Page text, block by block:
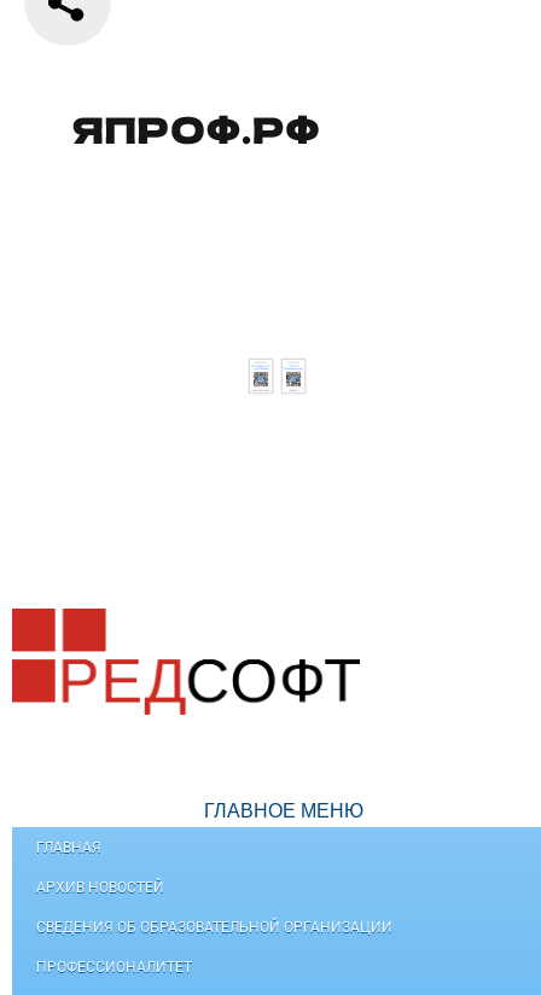
ГЛАВНОЕ МЕНЮ
ГЛАВНАЯ
АРХИВ НОВОСТЕЙ
СВЕДЕНИЯ ОБ ОБРАЗОВАТЕЛЬНОЙ ОРГАНИЗАЦИИ
ПРОФЕССИОНАЛИТЕТ